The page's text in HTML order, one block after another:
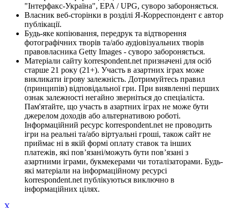
"Інтерфакс-Україна", EPA / UPG, суворо забороняється.
Власник веб-сторінки в розділі Я-Корреспондент є автор
публікації.
Будь-яке копіювання, передрук та відтворення
фотографічних творів та/або аудіовізуальних творів
правовласника Getty Images - суворо забороняється.
Матеріали сайту korrespondent.net призначені для осіб
старше 21 року (21+). Участь в азартних іграх може
викликати ігрову залежність. Дотримуйтесь правил
(принципів) відповідальної гри. При виявленні перших
ознак залежності негайно зверніться до спеціаліста.
Пам'ятайте, що участь в азартних іграх не може бути
джерелом доходів або альтернативою роботі.
Інформаційний ресурс korrespondent.net не проводить
ігри на реальні та/або віртуальні гроші, також сайт не
приймає ні в якій формі оплату ставок та інших
платежів, які пов’язані/можуть бути пов’язані з
азартними іграми, букмекерами чи тоталізаторами. Будь-
які матеріали на інформаційному ресурсі
korrespondent.net публікуються виключно в
інформаційних цілях.